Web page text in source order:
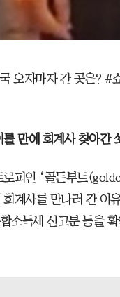
오자마자 간 곳은? #
만에 회계사 찾아간
로피인 ‘골든부트
계사를 만나러 간 이
소득세 신고분 등을